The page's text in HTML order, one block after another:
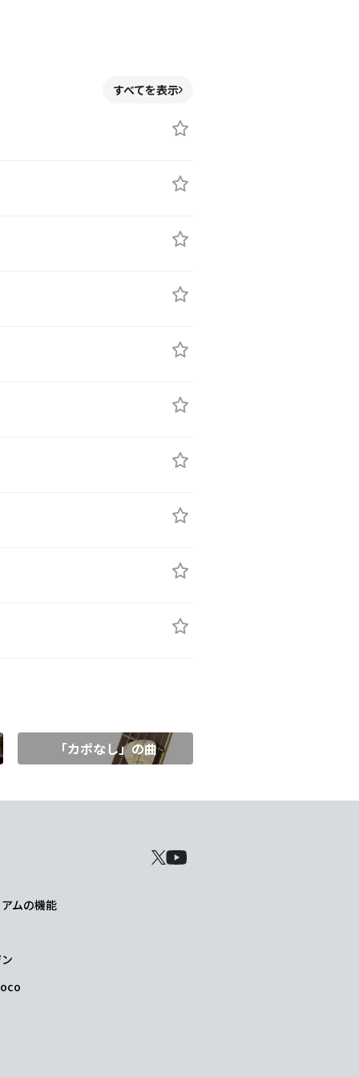
すべてを表示
「カポなし」の曲
ムの機能